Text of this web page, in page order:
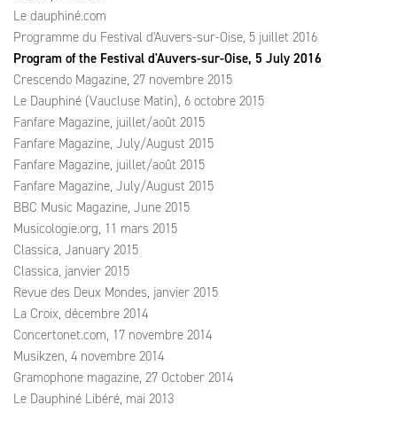
Le dauphiné.com
Programme du Festival d'Auvers-sur-Oise, 5 juillet 2016
Program of the Festival d'Auvers-sur-Oise, 5 July 2016
Crescendo Magazine, 27 novembre 2015
Le Dauphiné (Vaucluse Matin), 6 octobre 2015
Fanfare Magazine, juillet/août 2015
Fanfare Magazine, July/August 2015
Fanfare Magazine, juillet/août 2015
Fanfare Magazine, July/August 2015
BBC Music Magazine, June 2015
Musicologie.org, 11 mars 2015
Classica, January 2015
Classica, janvier 2015
Revue des Deux Mondes, janvier 2015
La Croix, décembre 2014
Concertonet.com, 17 novembre 2014
Musikzen, 4 novembre 2014
Gramophone magazine, 27 October 2014
Le Dauphiné Libéré, mai 2013